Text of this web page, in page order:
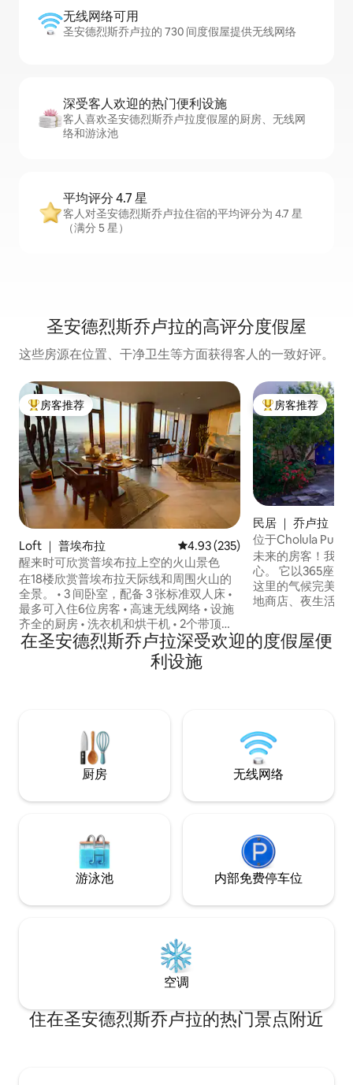
无线网络可用
圣安德烈斯乔卢拉的 730 间度假屋提供无线网络
深受客人欢迎的热门便利设施
客人喜欢圣安德烈斯乔卢拉度假屋的厨房、无线网
络和游泳池
平均评分 4.7 星
客人对圣安德烈斯乔卢拉住宿的平均评分为 4.7 星
（满分 5 星）
圣安德烈斯乔卢拉的高评分度假屋
这些房源在位置、干净卫生等方面获得客人的一致好评。
热门「房客推荐」
房客推荐
Loft ｜ 普埃布拉 平均评分 4.93 分（满分 5 分），
4.93 (235)
醒来时可欣赏普埃布拉上空的火山景色
在18楼欣赏普埃布拉天际线和周围火山的
全景。 • 3 间卧室，配备 3 张标准双人床 •
最多可入住6位房客 • 高速无线网络 • 设施
齐全的厨房 • 洗衣机和烘干机 • 2个带顶棚
的停车位 360°屋顶，可欣赏城市全景和火
山景观 • 健身房 • 儿童区 • 适合携带宠物入
热门「房客推荐」
房客推荐
民居 ｜ 乔卢拉
位于Cholula
未来的房客！我们
心。 它以365座教
这里的气候完美。 步行即可抵达餐厅、当
地商店、夜生活场
de los Remedios
塔上，可欣赏乔卢
在圣安德烈斯乔卢拉深受欢迎的度假屋便
利设施
厨房 无线网络
游泳池 内部免费停车位
空调
住在圣安德烈斯乔卢拉的热门景点附近